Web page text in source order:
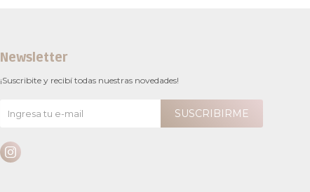
Newsletter
¡Suscribite y recibí todas nuestras novedades!
SUSCRIBIRME
